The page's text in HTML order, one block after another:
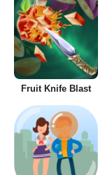
Fruit Knife Blast